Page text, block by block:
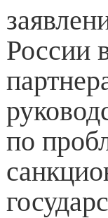
России
по